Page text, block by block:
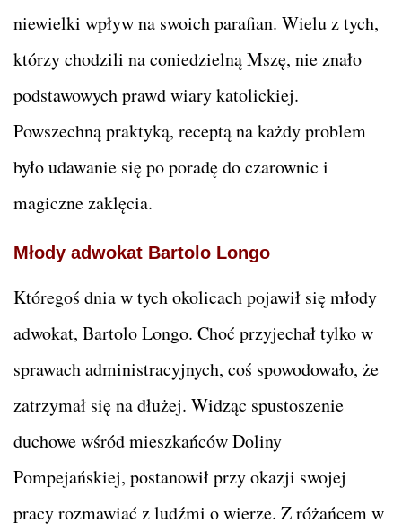
niewielki wpływ na swoich parafian. Wielu z tych,
którzy chodzili na coniedzielną Mszę, nie znało
podstawowych prawd wiary katolickiej.
Powszechną praktyką, receptą na każdy problem
było udawanie się po poradę do czarownic i
magiczne zaklęcia.
Młody adwokat Bartolo Longo
Któregoś dnia w tych okolicach pojawił się młody
adwokat, Bartolo Longo. Choć przyjechał tylko w
sprawach administracyjnych, coś spowodowało, że
zatrzymał się na dłużej. Widząc spustoszenie
duchowe wśród mieszkańców Doliny
Pompejańskiej, postanowił przy okazji swojej
pracy rozmawiać z ludźmi o wierze. Z różańcem w